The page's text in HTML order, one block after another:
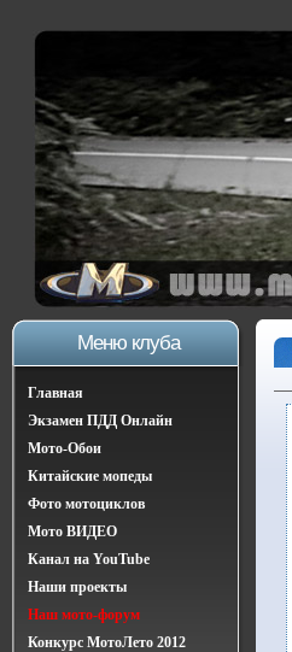
Меню клуба
Главная
Экзамен ПДД Онлайн
Мото-Обои
Китайские мопеды
Фото мотоциклов
Мото ВИДЕО
Канал на YouTube
Наши проекты
Наш мото-форум
Конкурс МотоЛето 2012